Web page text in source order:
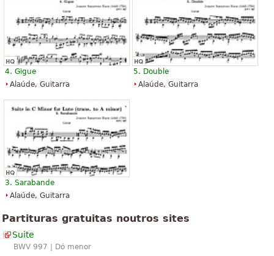
4. Gigue
Alaúde, Guitarra
5. Double
Alaúde, Guitarra
3. Sarabande
Alaúde, Guitarra
Partituras gratuitas noutros sites
Suite
BWV 997 | Dó menor